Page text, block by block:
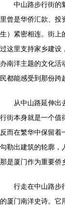
中山路步行街的
里曾是华侨汇款、投
生）紧密相连。街上
过这里支持家乡建设
办南洋主题的文化活
民都能感受到那份跨
从中山路延伸出
行街本身就是一个值
反而在繁华中保留着
勾勒出建筑的轮廓
那是厦门作为重要侨
行走在中山路步
的厦门南洋史诗。它